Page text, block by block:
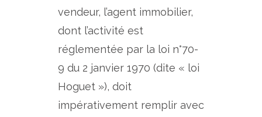
vendeur, l’agent immobilier,
dont l’activité est
réglementée par la loi n°70-
9 du 2 janvier 1970 (dite « loi
Hoguet »), doit
impérativement remplir avec